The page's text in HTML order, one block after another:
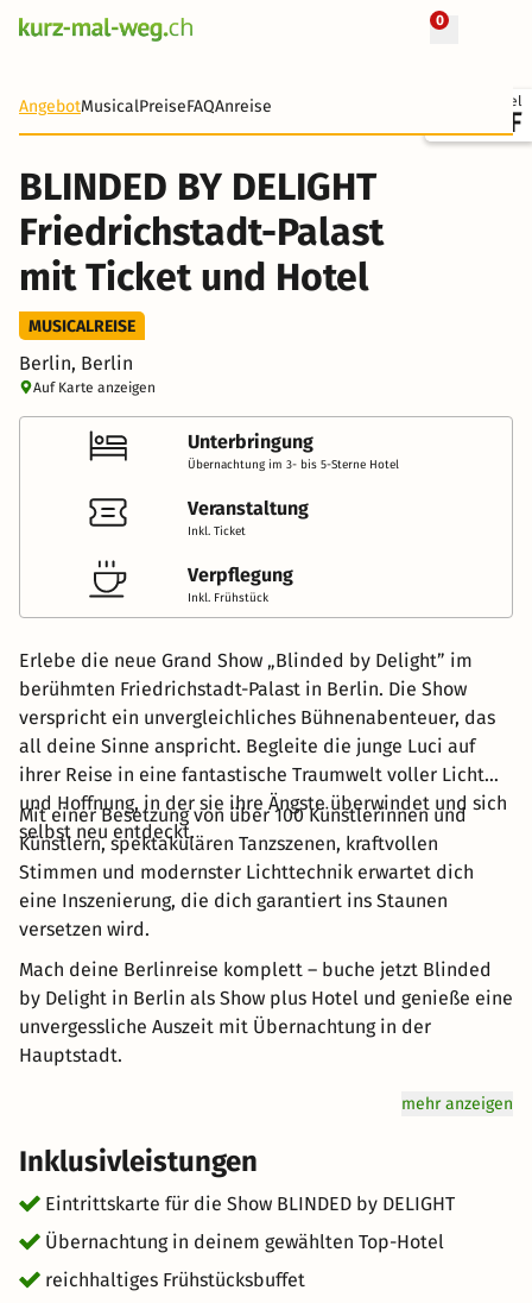
0 + 32 Fotos
Ticket + Hotel
72 CHF
AngebotMusicalPreiseFAQAnreise
BLINDED BY DELIGHT
Friedrichstadt-Palast
mit Ticket und Hotel
MUSICALREISE
Berlin, Berlin
Auf Karte anzeigen
Unterbringung
Übernachtung im 3- bis 5-Sterne Hotel
Veranstaltung
Inkl. Ticket
Verpflegung
Inkl. Frühstück
Erlebe die neue Grand Show „Blinded by Delight” im
berühmten Friedrichstadt-Palast in Berlin. Die Show
verspricht ein unvergleichliches Bühnenabenteuer, das
all deine Sinne anspricht. Begleite die junge Luci auf
ihrer Reise in eine fantastische Traumwelt voller Licht
und Hoffnung, in der sie ihre Ängste überwindet und sich
selbst neu entdeckt.
Mit einer Besetzung von über 100 Künstlerinnen und
Künstlern, spektakulären Tanzszenen, kraftvollen
Stimmen und modernster Lichttechnik erwartet dich
eine Inszenierung, die dich garantiert ins Staunen
versetzen wird.
Mach deine Berlinreise komplett – buche jetzt Blinded
by Delight in Berlin als Show plus Hotel und genieße eine
unvergessliche Auszeit mit Übernachtung in der
Hauptstadt.
mehr anzeigen
Inklusivleistungen
Eintrittskarte für die Show BLINDED by DELIGHT
Übernachtung in deinem gewählten Top-Hotel
reichhaltiges Frühstücksbuffet